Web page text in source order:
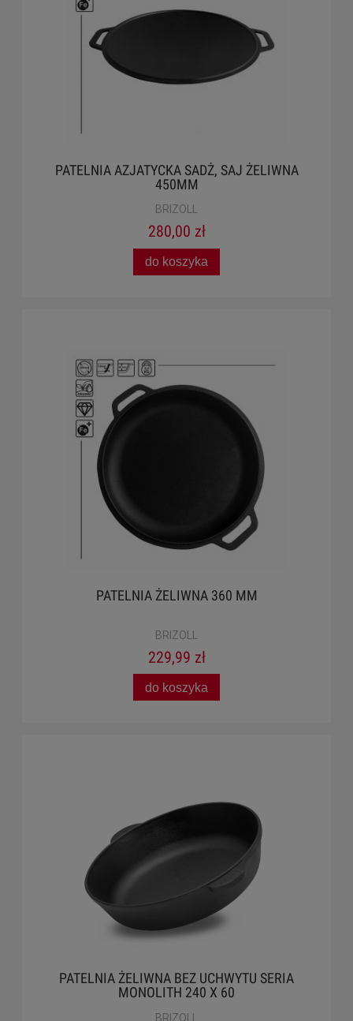
PATELNIA AZJATYCKA SADŻ, SAJ ŻELIWNA
450MM
BRIZOLL
280,00 zł
do koszyka
PATELNIA ŻELIWNA 360 MM
BRIZOLL
229,99 zł
do koszyka
PATELNIA ŻELIWNA BEZ UCHWYTU SERIA
MONOLITH 240 X 60
BRIZOLL